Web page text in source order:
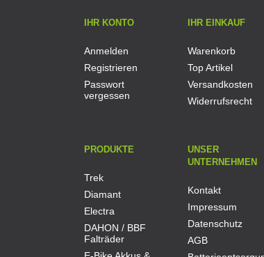
IHR KONTO
Anmelden
Registrieren
Passwort
vergessen
IHR EINKAUF
Warenkorb
Top Artikel
Versandkosten
Widerrufsrecht
PRODUKTE
Trek
Diamant
Electra
DAHON / BBF
Falträder
UNSER
UNTERNEHMEN
Kontakt
Impressum
Datenschutz
AGB